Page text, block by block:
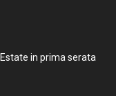
in prima serata